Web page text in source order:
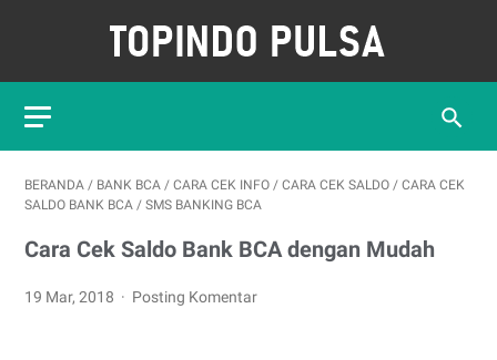
BERANDA / BANK BCA / CARA CEK INFO / CARA CEK SALDO / CARA CEK
SALDO BANK BCA / SMS BANKING BCA
Cara Cek Saldo Bank BCA dengan Mudah
19 Mar, 2018 Posting Komentar